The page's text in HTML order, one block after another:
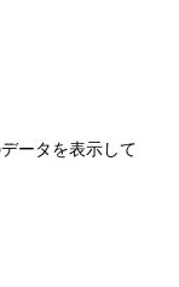
ータを表示して